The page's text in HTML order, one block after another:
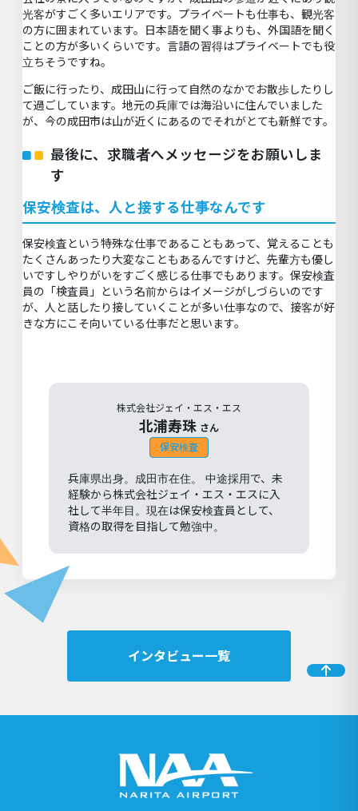
光客がすごく多いエリアです。プライベートも仕事も、観光客
の方に囲まれています。日本語を聞く事よりも、外国語を聞く
ことの方が多いくらいです。言語の習得はプライベートでも役
立ちそうですね。
ご飯に行ったり、成田山に行って自然のなかでお散歩したりし
て過ごしています。地元の兵庫では海沿いに住んでいました
が、今の成田市は山が近くにあるのでそれがとても新鮮です。
最後に、求職者へメッセージをお願いしま
す
保安検査は、人と接する仕事なんです
保安検査という特殊な仕事であることもあって、覚えることも
たくさんあったり大変なこともあるんですけど、先輩方も優し
いですしやりがいをすごく感じる仕事でもあります。保安検査
員の「検査員」という名前からはイメージがしづらいのです
が、人と話したり接していくことが多い仕事なので、接客が好
きな方にこそ向いている仕事だと思います。
株式会社ジェイ・エス・エス
北浦寿珠 さん
保安検査
兵庫県出身。成田市在住。 中途採用で、未
経験から株式会社ジェイ・エス・エスに入
社して半年目。現在は保安検査員として、
資格の取得を目指して勉強中。
インタビュー一覧